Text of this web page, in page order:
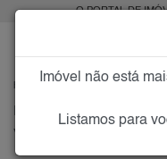
O PORTAL DE
Imóveis à Venda na Vila
Vila Moraes, Zona Sul
Imóvel não está
Listamos para